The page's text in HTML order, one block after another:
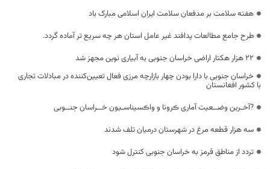
هفته سلامت بر مدفعان سلامت ایران اسلامی مبارک باد
طرح جامع مطالعات پدافند غیر عامل استان هر چه سریع تر آماده گردد.
22 هزار هکتار اراضی خراسان جنوبی به آبیاری نوین مجهز شد
خراسان جنوبی با دارا بودن چهار بازارچه مرزی فعال تعیین‌کننده در مبادلات تجاری
با کشور افغانستان
?آخـرین وضــعیت آماری ڪرونا و واڪسیناسـیون خــراسان جنــوبی
سه هزار قطعه مرغ در شهرستان درمیان تلف شدند
تردد از مناطق قرمز به خراسان جنوبی کنترل شود